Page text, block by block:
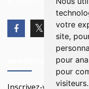
votre
site,
pour
pour
visiteurs.